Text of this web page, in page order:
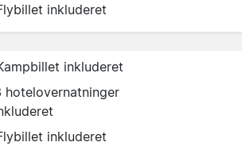
inkluderet
inkluderet
hotelovernatninger
inkluderet